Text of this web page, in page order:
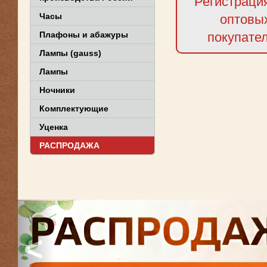
Часы
Плафоны и абажуры
Лампы (gauss)
Лампы
Ночники
Комплектующие
Уценка
РАСПРОДАЖА